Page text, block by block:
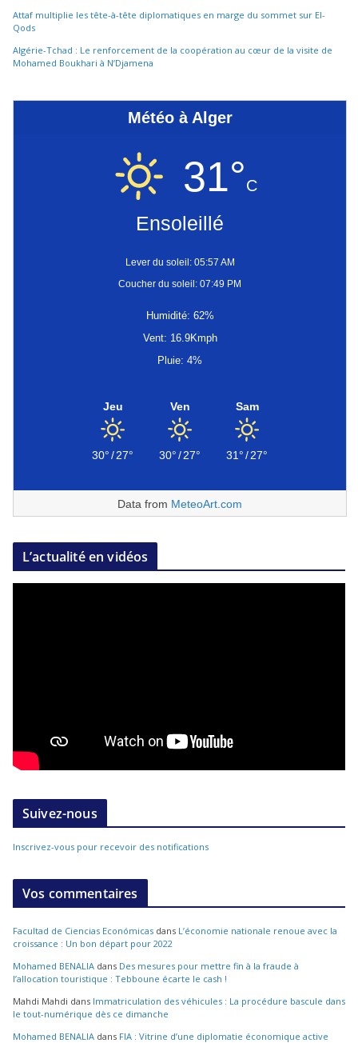
Attaf multiplie les tête-à-tête diplomatiques en marge du sommet sur El-
Qods
Algérie-Tchad : Le renforcement de la coopération au cœur de la visite de
Mohamed Boukhari à N’Djamena
Météo à Alger
31°C
Ensoleillé
Lever du soleil: 05:57 AM
Coucher du soleil: 07:49 PM
Humidité: 62%
Vent: 16.9Kmph
Pluie: 4%
Jeu
30°/27°
Ven
30°/27°
Sam
31°/27°
Data from MeteoArt.com
L’actualité en vidéos
Suivez-nous
Inscrivez-vous pour recevoir des notifications
Vos commentaires
Facultad de Ciencias Económicas dans L’économie nationale renoue avec la
croissance : Un bon départ pour 2022
Mohamed BENALIA dans Des mesures pour mettre fin à la fraude à
l’allocation touristique : Tebboune écarte le cash !
Mahdi Mahdi dans Immatriculation des véhicules : La procédure bascule dans
le tout-numérique dès ce dimanche
Mohamed BENALIA dans FIA : Vitrine d’une diplomatie économique active